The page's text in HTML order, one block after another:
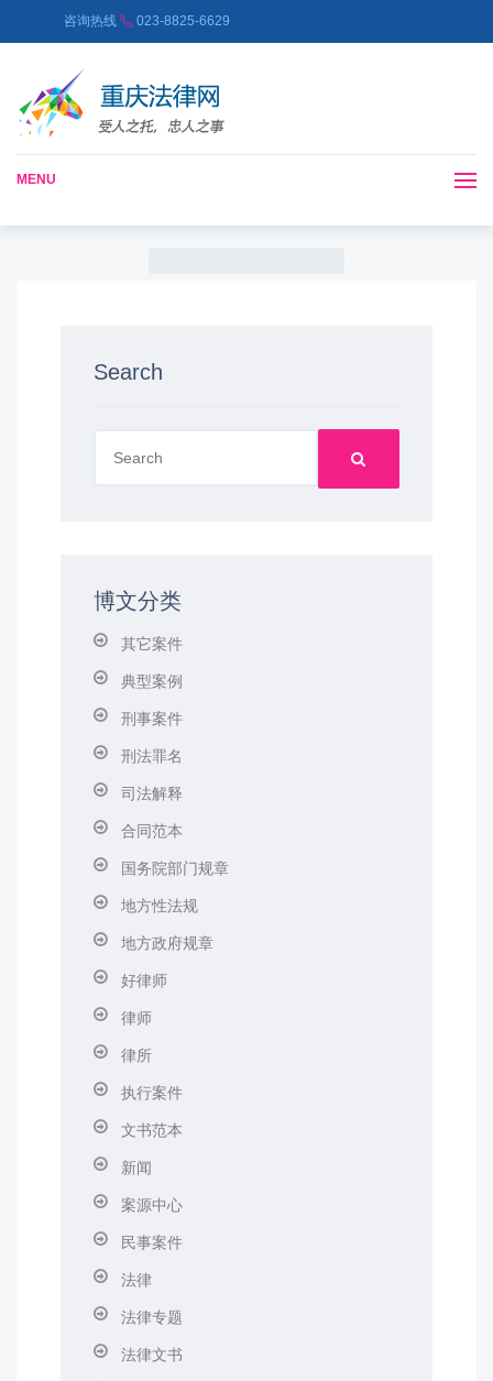
咨询热线 023-8825-6629
MENU
Search
博文分类
其它案件
典型案例
刑事案件
刑法罪名
司法解释
合同范本
国务院部门规章
地方性法规
地方政府规章
好律师
律师
律所
执行案件
文书范本
新闻
案源中心
民事案件
法律
法律专题
法律文书